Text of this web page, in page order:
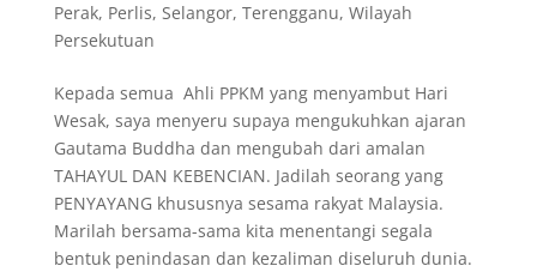
Perak, Perlis, Selangor, Terengganu, Wilayah
Persekutuan
Kepada semua Ahli PPKM yang menyambut Hari
Wesak, saya menyeru supaya mengukuhkan ajaran
Gautama Buddha dan mengubah dari amalan
TAHAYUL DAN KEBENCIAN. Jadilah seorang yang
PENYAYANG khususnya sesama rakyat Malaysia.
Marilah bersama-sama kita menentangi segala
bentuk penindasan dan kezaliman diseluruh dunia.